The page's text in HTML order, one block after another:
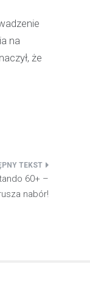
na
że
60+ –
nabór!